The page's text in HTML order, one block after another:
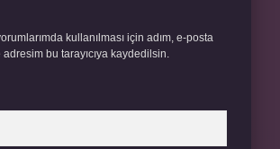
kullanılması için adım, e-posta
bu tarayıcıya kaydedilsin.